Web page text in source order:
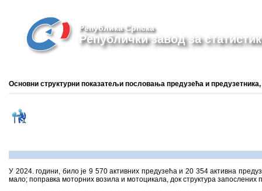
Република Српска
Републички завод за
Основни структурни показатељи пословања предузећа и предузетника,
У 2024. години, било је 9 570 активних предузећа и 20 354 активна
мало; поправка моторних возила и мотоцикала, док структура запослених